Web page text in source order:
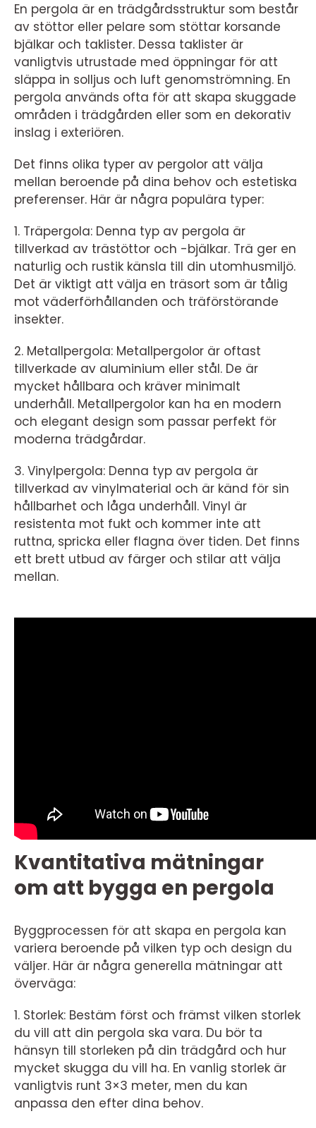
En pergola är en trädgårdsstruktur som består
av stöttor eller pelare som stöttar korsande
bjälkar och taklister. Dessa taklister är
vanligtvis utrustade med öppningar för att
släppa in solljus och luft genomströmning. En
pergola används ofta för att skapa skuggade
områden i trädgården eller som en dekorativ
inslag i exteriören.
Det finns olika typer av pergolor att välja
mellan beroende på dina behov och estetiska
preferenser. Här är några populära typer:
1. Träpergola: Denna typ av pergola är
tillverkad av trästöttor och -bjälkar. Trä ger en
naturlig och rustik känsla till din utomhusmiljö.
Det är viktigt att välja en träsort som är tålig
mot väderförhållanden och träförstörande
insekter.
2. Metallpergola: Metallpergolor är oftast
tillverkade av aluminium eller stål. De är
mycket hållbara och kräver minimalt
underhåll. Metallpergolor kan ha en modern
och elegant design som passar perfekt för
moderna trädgårdar.
3. Vinylpergola: Denna typ av pergola är
tillverkad av vinylmaterial och är känd för sin
hållbarhet och låga underhåll. Vinyl är
resistenta mot fukt och kommer inte att
ruttna, spricka eller flagna över tiden. Det finns
ett brett utbud av färger och stilar att välja
mellan.
Kvantitativa mätningar
om att bygga en pergola
Byggprocessen för att skapa en pergola kan
variera beroende på vilken typ och design du
väljer. Här är några generella mätningar att
överväga:
1. Storlek: Bestäm först och främst vilken storlek
du vill att din pergola ska vara. Du bör ta
hänsyn till storleken på din trädgård och hur
mycket skugga du vill ha. En vanlig storlek är
vanligtvis runt 3×3 meter, men du kan
anpassa den efter dina behov.